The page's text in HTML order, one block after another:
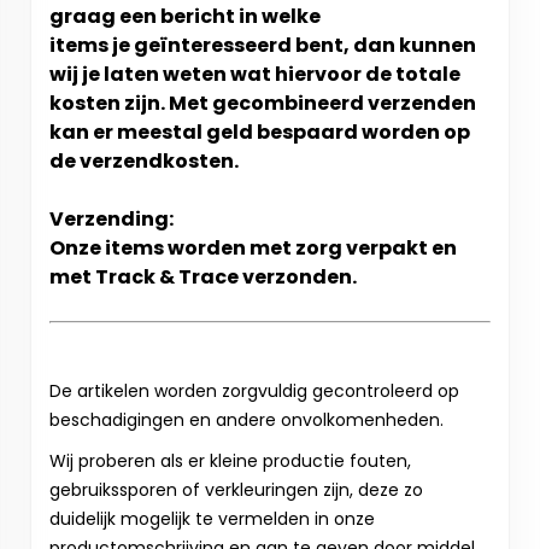
graag een bericht in welke
items je geïnteresseerd bent, dan kunnen
wij je laten weten wat hiervoor de totale
kosten zijn. Met gecombineerd verzenden
kan er meestal geld bespaard worden op
de verzendkosten.
Verzending:
Onze items worden met zorg verpakt en
met Track & Trace verzonden.
De artikelen worden zorgvuldig gecontroleerd op
beschadigingen en andere onvolkomenheden.
Wij proberen als er kleine productie fouten,
gebruikssporen of verkleuringen zijn, deze zo
duidelijk mogelijk te vermelden in onze